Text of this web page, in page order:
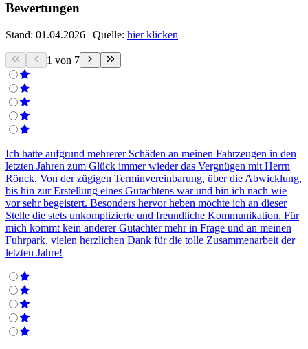
Bewertungen
Stand: 01.04.2026 | Quelle: hier klicken
1 von 7
Ich hatte aufgrund mehrerer Schäden an meinen Fahrzeugen in den
letzten Jahren zum Glück immer wieder das Vergnügen mit Herrn
Rönck. Von der zügigen Terminvereinbarung, über die Abwicklung,
bis hin zur Erstellung eines Gutachtens war und bin ich nach wie
vor sehr begeistert. Besonders hervor heben möchte ich an dieser
Stelle die stets unkomplizierte und freundliche Kommunikation. Für
mich kommt kein anderer Gutachter mehr in Frage und an meinen
Fuhrpark, vielen herzlichen Dank für die tolle Zusammenarbeit der
letzten Jahre!